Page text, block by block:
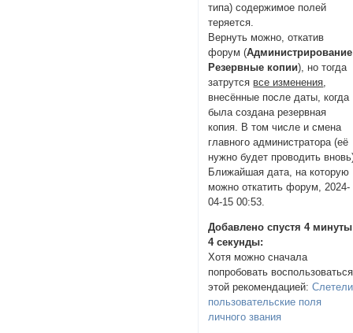
типа) содержимое полей
теряется.
Вернуть можно, откатив
форум (
Резервные копии), но тогда
затрутся все изменения
внесённые после даты, когда
была создана резервная
копия. В том числе и смена
главного администратора (её
нужно будет проводить
Ближайшая дата, на которую
можно откатить форум, 2024-
04-15 00:53.
Добавлено спустя 4 минуты
4 секунды:
Хотя можно сначала
попробовать воспользоваться
этой рекомендацией:Слетели
пользовательские поля
личного звания